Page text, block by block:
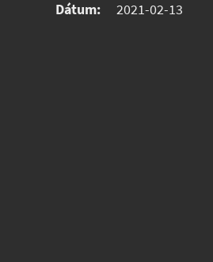
Dátum:
2021-02-13